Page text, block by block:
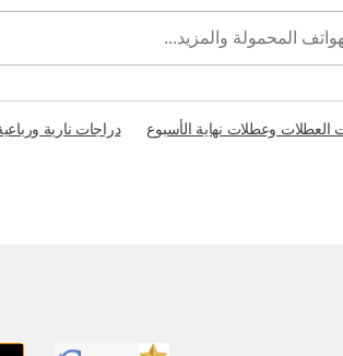
العطلات وعطلات نهاية الأسبوع
دراجات نارية